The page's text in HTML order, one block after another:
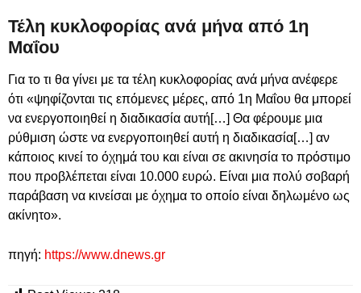
Τέλη κυκλοφορίας ανά μήνα από 1η
Μαΐου
Για το τι θα γίνει με τα τέλη κυκλοφορίας ανά μήνα ανέφερε
ότι «ψηφίζονται τις επόμενες μέρες, από 1η Μαΐου θα μπορεί
να ενεργοποιηθεί η διαδικασία αυτή[…] Θα φέρουμε μια
ρύθμιση ώστε να ενεργοποιηθεί αυτή η διαδικασία[…] αν
κάποιος κινεί το όχημά του και είναι σε ακινησία το πρόστιμο
που προβλέπεται είναι 10.000 ευρώ. Είναι μια πολύ σοβαρή
παράβαση να κινείσαι με όχημα το οποίο είναι δηλωμένο ως
ακίνητο».
πηγή: https://www.dnews.gr